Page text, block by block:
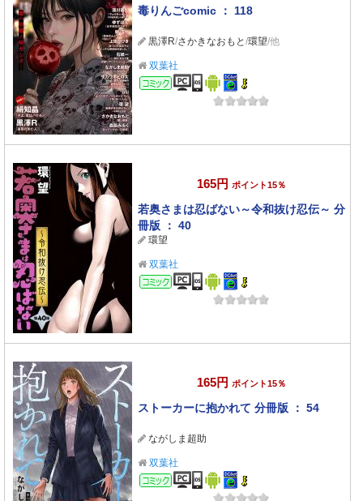
毒りんごcomic ： 118
黒澤R/さかきなおもと /環望/他
双葉社
コミック
165円 ポイント15％
若奥さまは忍ばない～令和抜け忍伝～ 分
冊版 ： 40
環望
双葉社
コミック
165円 ポイント15％
ストーカーに抱かれて 分冊版 ： 54
ながしま超助
双葉社
コミック